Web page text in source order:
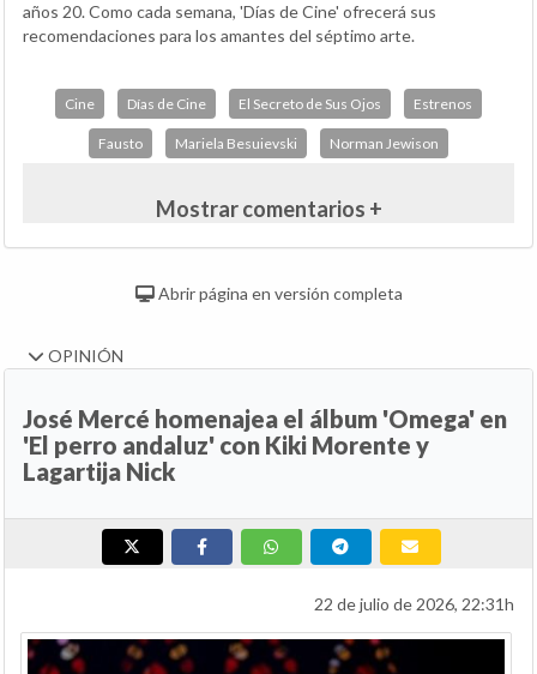
años 20. Como cada semana, 'Días de Cine' ofrecerá sus
recomendaciones para los amantes del séptimo arte.
Cine Días de Cine El Secreto de Sus Ojos Estrenos
Fausto Mariela Besuievski Norman Jewison
Mostrar comentarios +
Abrir página en versión completa
OPINIÓN
José Mercé homenajea el álbum 'Omega' en
'El perro andaluz' con Kiki Morente y
Lagartija Nick
22 de julio de 2026, 22:31h